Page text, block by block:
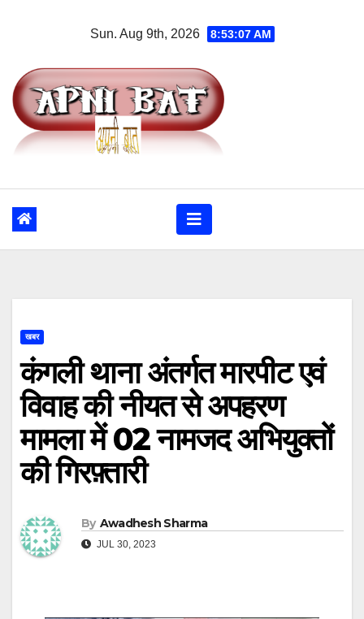
Sun. Aug 9th, 2026 8:53:08 AM
खबर
कंगली थाना अंतर्गत मारपीट एवं
विवाह की नीयत से अपहरण
मामला में 02 नामजद अभियुक्तों
की गिरफ़्तारी
By Awadhesh Sharma
JUL 30, 2023